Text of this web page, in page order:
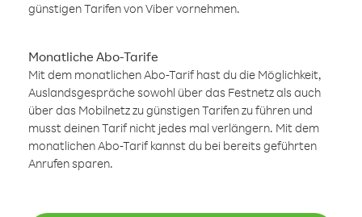
günstigen Tarifen von Viber vornehmen.
Monatliche Abo-Tarife
Mit dem monatlichen Abo-Tarif hast du die Möglichkeit,
Auslandsgespräche sowohl über das Festnetz als auch
über das Mobilnetz zu günstigen Tarifen zu führen und
musst deinen Tarif nicht jedes mal verlängern. Mit dem
monatlichen Abo-Tarif kannst du bei bereits geführten
Anrufen sparen.